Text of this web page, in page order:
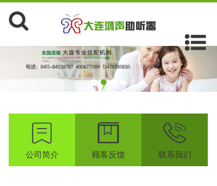
公司简介 顾客反馈 联系我们